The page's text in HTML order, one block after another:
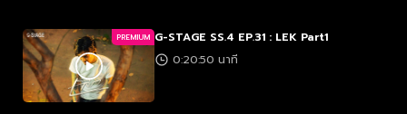
PREMIUM G-STAGE SS.4 EP.31 : LEK Part1
0:20:50 นาที